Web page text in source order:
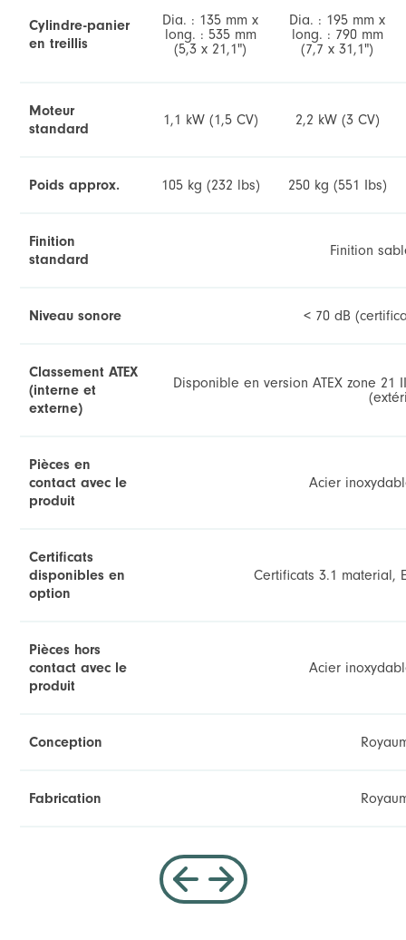
Cylindre-panier
en treillis
Dia. : 135 mm x
long. : 535 mm
(5,3 x 21,1")
Dia. : 195 mm x
long. : 790 mm
(7,7 x 31,1")
Moteur
standard
1,1 kW (1,5 CV) 2,2 kW (3 CV)
Poids approx. 105 kg (232 lbs) 250 kg (551 Ibs)
Finition
standard
Finition
Niveau sonore < 70 dB
Classement ATEX
(interne et
externe)
Disponible en version ATEX zone 21
Pièces en
contact avec le
produit
Acier
Certificats
disponibles en
option
Certificats 3.1 material,
Pièces hors
contact avec le
produit
Acier
Conception
Fabrication